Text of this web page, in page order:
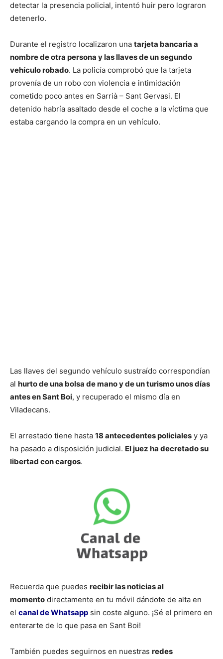
detectar la presencia policial, intentó huir pero lograron
detenerlo.
Durante el registro localizaron una tarjeta bancaria a
nombre de otra persona y las llaves de un segundo
vehículo robado. La policía comprobó que la tarjeta
provenía de un robo con violencia e intimidación
cometido poco antes en Sarrià – Sant Gervasi. El
detenido habría asaltado desde el coche a la víctima que
estaba cargando la compra en un vehículo.
Las llaves del segundo vehículo sustraído correspondían
al hurto de una bolsa de mano y de un turismo unos días
antes en Sant Boi, y recuperado el mismo día en
Viladecans.
El arrestado tiene hasta 18 antecedentes policiales y ya
ha pasado a disposición judicial. El juez ha decretado su
libertad con cargos.
Recuerda que puedes recibir las noticias al
momento directamente en tu móvil dándote de alta en
el canal de Whatsapp sin coste alguno. ¡Sé el primero en
enterarte de lo que pasa en Sant Boi!
También puedes seguirnos en nuestras redes